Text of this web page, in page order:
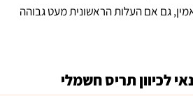
גם אם העלות הראשונית מעט גבוהה
לכיוון תריס חשמלי